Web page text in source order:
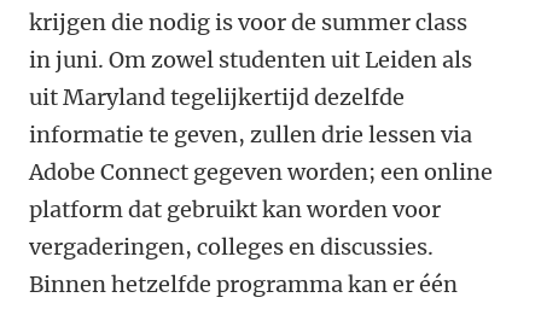
krijgen die nodig is voor de summer class
in juni. Om zowel studenten uit Leiden als
uit Maryland tegelijkertijd dezelfde
informatie te geven, zullen drie lessen via
Adobe Connect gegeven worden; een online
platform dat gebruikt kan worden voor
vergaderingen, colleges en discussies.
Binnen hetzelfde programma kan er één